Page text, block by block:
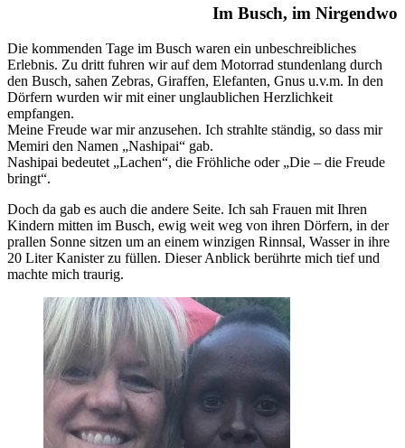
Im Busch, im Nirgendwo
Die kommenden Tage im Busch waren ein unbeschreibliches
Erlebnis. Zu dritt fuhren wir auf dem Motorrad stundenlang durch
den Busch, sahen Zebras, Giraffen, Elefanten, Gnus u.v.m. In den
Dörfern wurden wir mit einer unglaublichen Herzlichkeit
empfangen.
Meine Freude war mir anzusehen. Ich strahlte ständig, so dass mir
Memiri den Namen „Nashipai“ gab.
Nashipai bedeutet „Lachen“, die Fröhliche oder „Die – die Freude
bringt“.
Doch da gab es auch die andere Seite. Ich sah Frauen mit Ihren
Kindern mitten im Busch, ewig weit weg von ihren Dörfern, in der
prallen Sonne sitzen um an einem winzigen Rinnsal, Wasser in ihre
20 Liter Kanister zu füllen. Dieser Anblick berührte mich tief und
machte mich traurig.